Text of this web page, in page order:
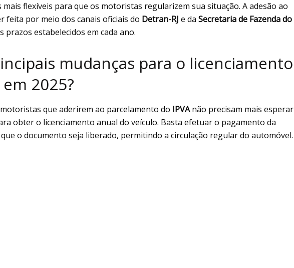
mais flexíveis para que os motoristas regularizem sua situação. A adesão ao
feita por meio dos canais oficiais do Detran-RJ e da Secretaria de Fazenda do
prazos estabelecidos em cada ano.
mudanças para o licenciamento
2025?
que aderirem ao parcelamento do IPVAnão precisam mais esperar
obter o licenciamento anual do veículo. Basta efetuar o pagamento da
o documento seja liberado, permitindo a circulação regular do automóvel.